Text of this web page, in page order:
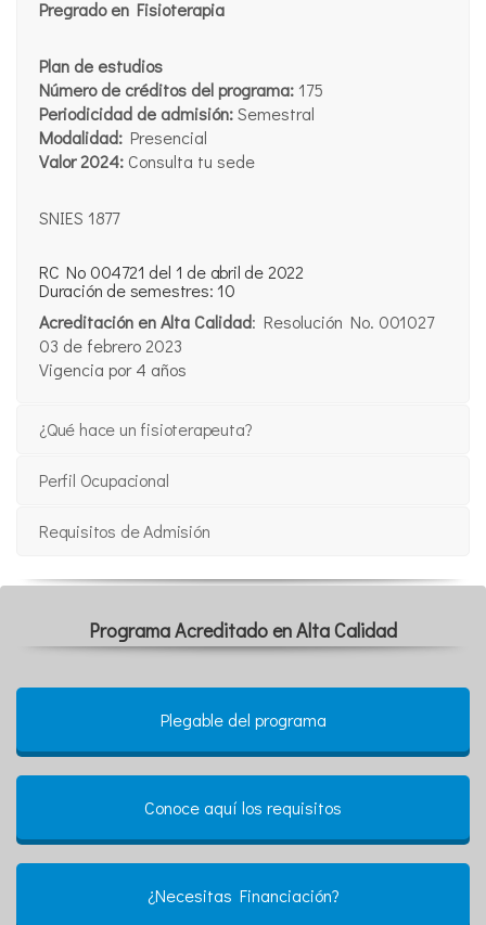
Pregrado en Fisioterapia
Plan de estudios
Número de créditos del programa: 175
Periodicidad de admisión:Semestral
Modalidad: Presencial
Valor 2024: Consulta tu sede
SNIES 1877
RC No 004721 del 1 de abril de 2022
Duración de semestres: 10
Acreditación en Alta Calidad: Resolución No. 001027
03 de febrero 2023
Vigencia por 4 años
¿Qué hace un fisioterapeuta?
Perfil Ocupacional
Requisitos de Admisión
Programa Acreditado en Alta Calidad
Plegable del programa
Conoce aquí los requisitos
¿Necesitas Financiación?